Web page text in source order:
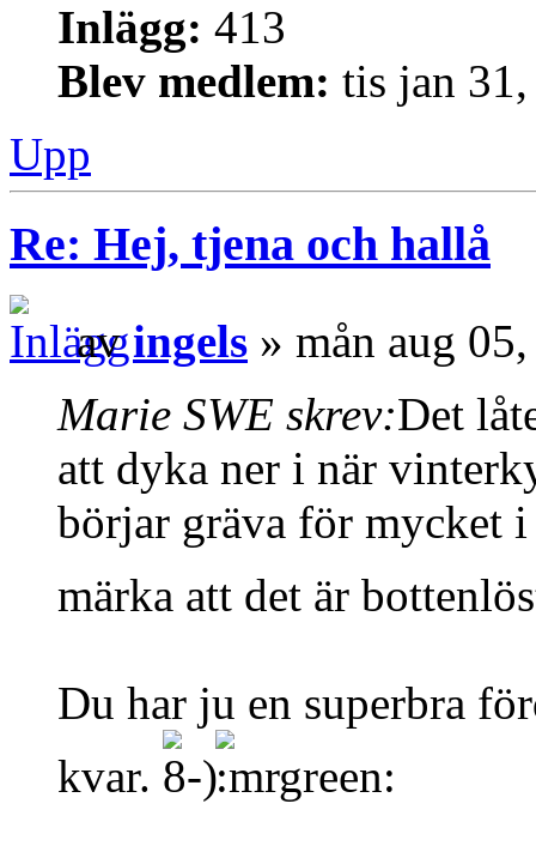
Inlägg: 413
Blev medlem: tis jan
Upp
Re: Hej, tjena och hallå
avingels » mån aug
Marie SWE skrev:Det
att dyka ner i när
börjar gräva för mycket
märka att det är
Du har ju en superbra
kvar.